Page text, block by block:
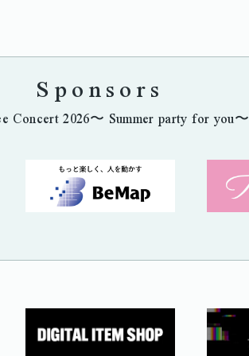
Sponsors
Concert 2026〜 Summer party for you〜